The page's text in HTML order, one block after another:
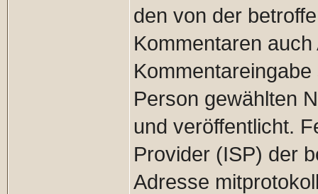
den von der
Kommentaren
Person gewählten
und veröffentlicht.
Provider (ISP) der
Adresse